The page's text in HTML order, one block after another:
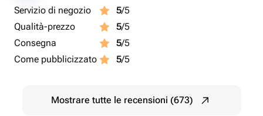
Servizio di negozio 5/5
Qualità-prezzo
5/5
Consegna
5/5
Come pubblicizzato
5/5
Mostrare tutte le recensioni (673)